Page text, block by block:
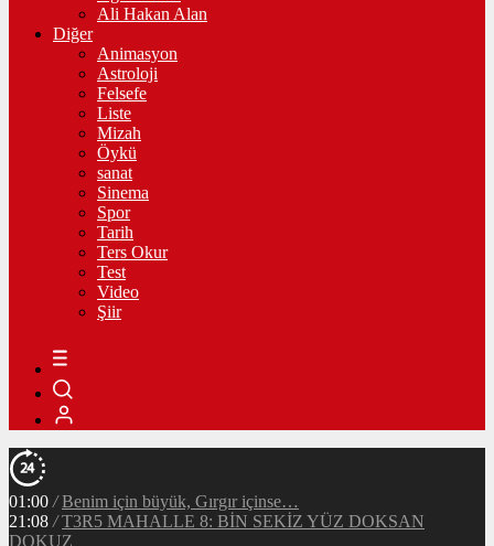
Ali Hakan Alan
Diğer
Animasyon
Astroloji
Felsefe
Liste
Mizah
Öykü
sanat
Sinema
Spor
Tarih
Ters Okur
Test
Video
Şiir
01:00 / Benim için büyük, Gırgır içinse…
21:08 / T3R5 MAHALLE 8: BİN SEKİZ YÜZ DOKSAN
DOKUZ